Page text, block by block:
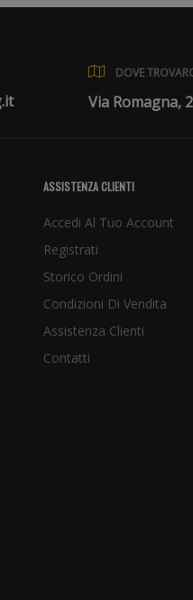
DOVE
Via Romagna,
ASSISTENZA CLIENTI
Accedi Al Tuo Account
Registrati
Storico Ordini
Condizioni Di Vendita
Assistenza Clienti
Contatti